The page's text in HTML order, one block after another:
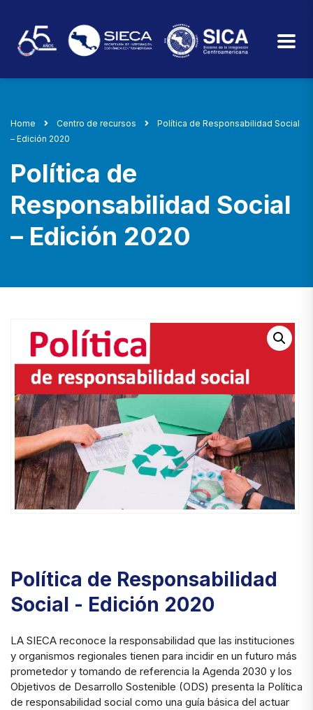
Home Centro de recursos
Política de Responsabilidad Social
– Edición 2020
Política de
Responsabilidad Social
– Edición 2020
Política de Responsabilidad
Social - Edición 2020
LA SIECA reconoce la responsabilidad que las instituciones
y organismos regionales tienen para incidir en un futuro más
prometedor y tomando de referencia la Agenda 2030 y los
Objetivos de Desarrollo Sostenible (ODS) presenta la Política
de responsabilidad social como una guía básica del actuar